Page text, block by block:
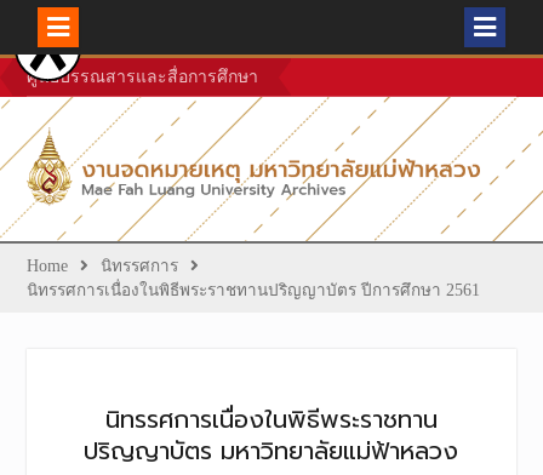
Skip
to
content
ศูนย์บรรณสารและสื่อการศึกษา
Home
นิทรรศการ
นิทรรศการเนื่องในพิธีพระราชทานปริญญาบัตร ปีการศึกษา 2561
นิทรรศการเนื่องในพิธีพระราชทาน
ปริญญาบัตร มหาวิทยาลัยแม่ฟ้าหลวง